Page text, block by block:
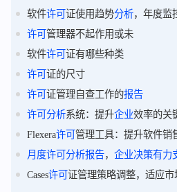
软件许可 证使用趋势分析，年度监
许可 管理器不起作用或未
软件许可 证有哪些种类
许可 证的尺寸
许可 证管理自查工作的报告
许可 分析系统：提升企业效率的关
Flexera许可 管理工具：提升软件销
月度许可 分析报告， 企业决策有力
Cases许可 证管理策略调整，适应市